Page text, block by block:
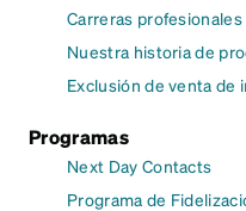
Carreras profesionales
Nuestra historia de
Exclusión de venta de
Programas
Next Day Contacts
Programa de